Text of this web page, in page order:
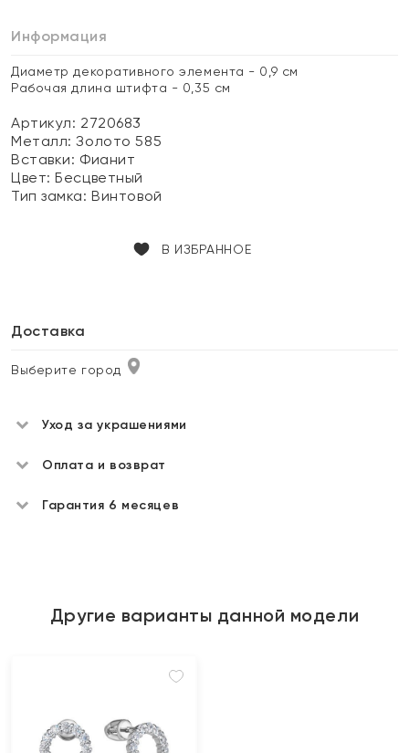
Информация
Диаметр декоративного элемента - 0,9 см
Рабочая длина штифта - 0,35 см
Артикул: 2720683
Металл:Золото 585
Вставки: Фианит
Цвет:Бесцветный
Тип замка:Винтовой
В ИЗБРАННОЕ
Доставка
Выберите город
Уход за украшениями
Оплата и возврат
Гарантия 6 месяцев
Другие варианты данной модели